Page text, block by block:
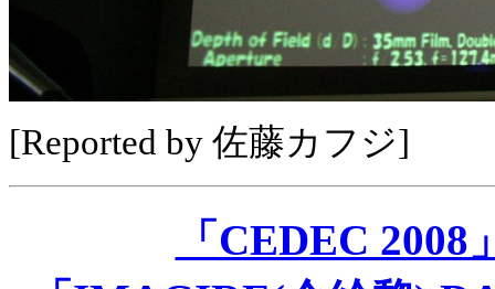
[Reported by 佐藤カフジ]
「CEDEC